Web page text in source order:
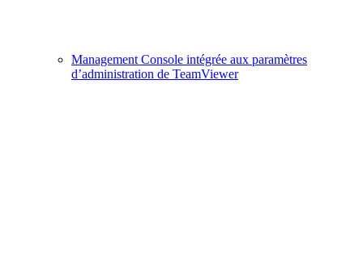
Management Console intégrée aux paramètres
d’administration de TeamViewer